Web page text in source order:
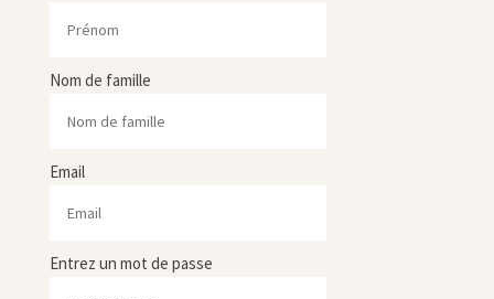
Nom de famille
Email
Entrez un mot de passe